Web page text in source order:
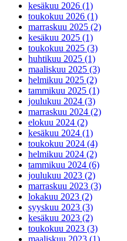
kesäkuu 2026 (1)
toukokuu 2026 (1)
marraskuu 2025 (2)
kesäkuu 2025 (1)
toukokuu 2025 (3)
huhtikuu 2025 (1)
maaliskuu 2025 (3)
helmikuu 2025 (2)
tammikuu 2025 (1)
joulukuu 2024 (3)
marraskuu 2024 (2)
elokuu 2024 (2)
kesäkuu 2024 (1)
toukokuu 2024 (4)
helmikuu 2024 (2)
tammikuu 2024 (6)
joulukuu 2023 (2)
marraskuu 2023 (3)
lokakuu 2023 (2)
syyskuu 2023 (3)
kesäkuu 2023 (2)
toukokuu 2023 (3)